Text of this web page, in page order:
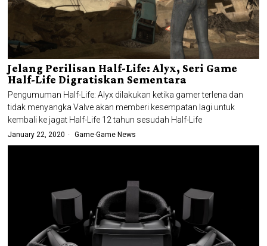
Jelang Perilisan Half-Life: Alyx, Seri Game
Half-Life Digratiskan Sementara
Pengumuman Half-Life: Alyx dilakukan ketika gamer terlena dan
tidak menyangka Valve akan memberi kesempatan lagi untuk
kembali ke jagat Half-Life 12 tahun sesudah Half-Life
January 22, 2020 Game·Game News